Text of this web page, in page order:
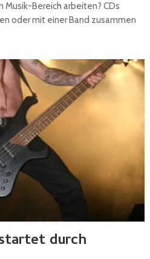
Bereich arbeiten? CDs
oder mit einer Band zusammen
durch